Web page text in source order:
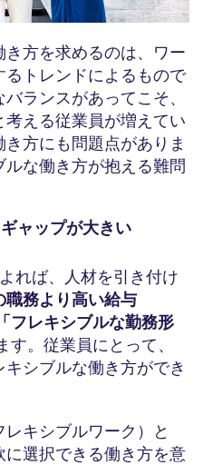
方を求めるのは、ワー
トレンドによるもので
ランスがあってこそ、
える従業員が増えてい
方にも問題点がありま
な働き方が抱える難問
ャップが大きい
れば、人材を引き付け
職務より高い給与
フレキシブルな勤務形
す。従業員にとって、
シブルな働き方ができ
キシブルワーク）と
選択できる働き方を意